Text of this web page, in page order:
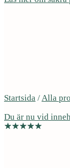
Startsida / Alla
Du är nu vid